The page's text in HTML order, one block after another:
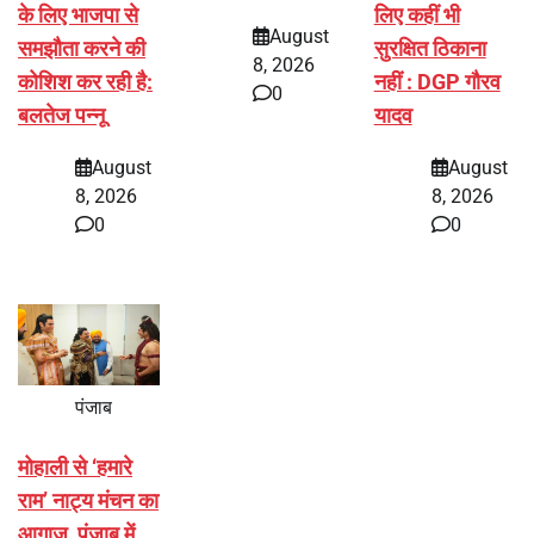
के लिए भाजपा से
समझौता करने की
कोशिश कर रही है:
बलतेज पन्नू
August
8, 2026
0
August
8, 2026
0
लिए कहीं भी
सुरक्षित ठिकाना
नहीं : DGP गौरव
यादव
August
8, 2026
0
पंजाब
मोहाली से ‘हमारे
राम’ नाट्य मंचन का